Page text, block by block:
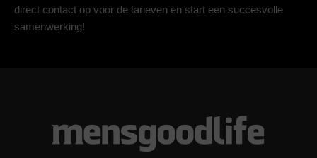
direct contact op voor de tarieven en start een succesvolle
samenwerking!